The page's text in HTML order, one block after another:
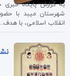
به گزارش پایگاه
شهرستان میبد با
انقلاب اسلامی، با